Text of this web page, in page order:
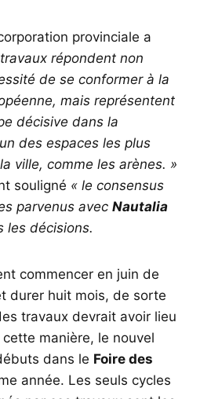
provinciale a
répondent non
de se conformer à la
mais représentent
décisive dans la
des espaces les plus
ville, comme les arènes. »
souligné « le consensus
parvenus avec Nautalia
les décisions.
commencer en juin de
durer huit mois, de sorte
travaux devrait avoir lieu
manière, le nouvel
dans le Foire des
année. Les seuls cycles